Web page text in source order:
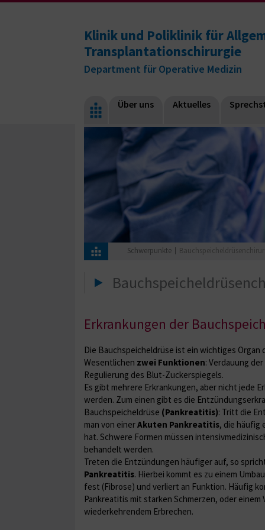
Klinik und Poliklinik für
Transplantationschirurgie
Department für Operative Medizin
Über uns Aktuelles
Schwerpunkte
Erkrankungen der
Die Bauchspeicheldrüse ist ein wichtiges Organ
Wesentlichen zwei Funktionen: Verdauung
Regulierung des Blut-Zuckerspiegels.
Es gibt mehrere Erkrankungen, aber nicht jede
werden. Zum einen gibt es die
Bauchspeicheldrüse (Pankreatitis): Tritt die
man von einerAkuten Pankreatitis, die häufig
hat. Schwere Formen müssen
behandelt werden.
Treten die Entzündungen häufiger auf, so
Pankreatitis. Hierbei kommt es zu einem
fest (Fibrose) und verliert an Funktion. Häufig
Pankreatitis mit starken Schmerzen, oder einem
wiederkehrendem Erbrechen.